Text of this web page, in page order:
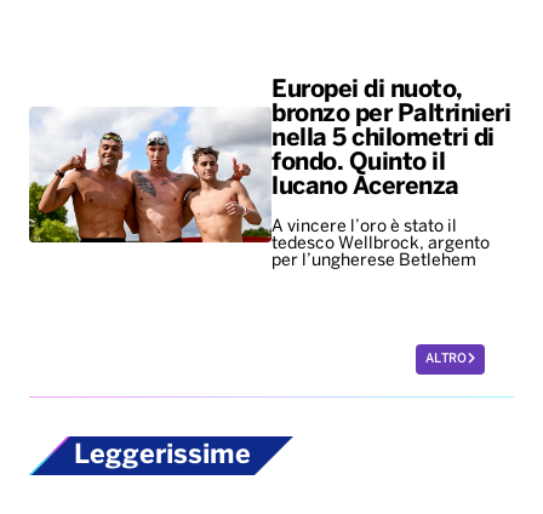
Europei di nuoto,
bronzo per Paltrinieri
nella 5 chilometri di
fondo. Quinto il
lucano Acerenza
A vincere l’oro è stato il
tedesco Wellbrock, argento
per l’ungherese Betlehem
ALTRO
Leggerissime